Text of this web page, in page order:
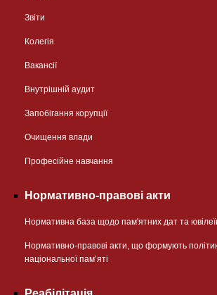
Звіти
Колегія
Вакансії
Внутрішній аудит
Запобігання корупції
Очищення влади
Професійне навчання
Нормативно-правові акти
Нормативна база щодо пам'ятних дат та
Нормативно-правові акти, що формують
національної памʼяті